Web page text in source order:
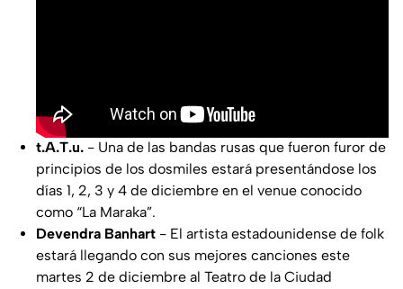
t.A.T.u. - Una de las bandas rusas que fueron furor de
principios de los dosmiles estará presentándose los
días 1, 2, 3 y 4 de diciembre en el venue conocido
como “La Maraka”.
Devendra Banhart - El artista estadounidense de folk
estará llegando con sus mejores canciones este
martes 2 de diciembre al Teatro de la Ciudad